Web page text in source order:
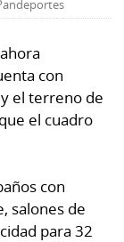
con
el terreno de
el cuadro
con
salones de
para 32